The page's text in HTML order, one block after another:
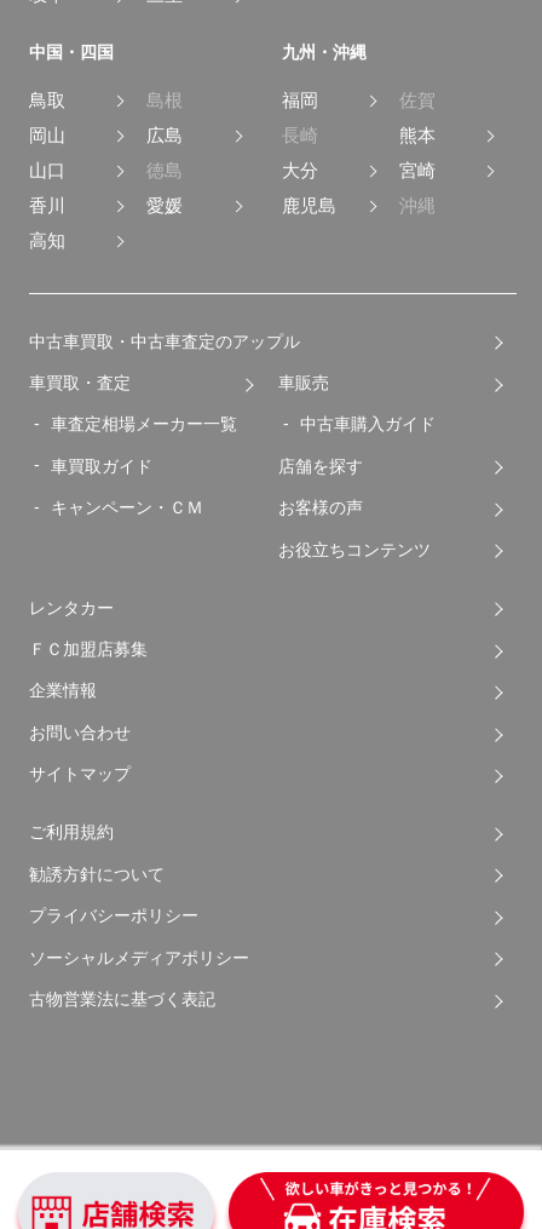
中国・四国
鳥取
島根
岡山
広島
山口
徳島
香川
愛媛
高知
九州・沖縄
福岡
佐賀
長崎
熊本
大分
宮崎
鹿児島
沖縄
中古車買取・中古車査定のアップル
車買取・査定
車査定相場メーカー一覧
車買取ガイド
キャンペーン・ＣＭ
車販売
中古車購入ガイド
店舗を探す
お客様の声
お役立ちコンテンツ
レンタカー
ＦＣ加盟店募集
企業情報
お問い合わせ
サイトマップ
ご利用規約
勧誘方針について
プライバシーポリシー
ソーシャルメディアポリシー
古物営業法に基づく表記